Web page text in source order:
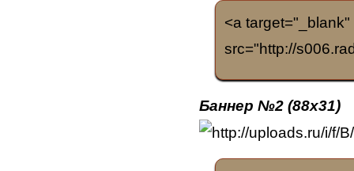
<a
src="http://
Баннер №2 (88х31)